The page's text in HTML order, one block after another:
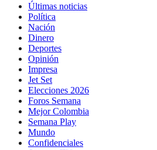
Últimas noticias
Política
Nación
Dinero
Deportes
Opinión
Impresa
Jet Set
Elecciones 2026
Foros Semana
Mejor Colombia
Semana Play
Mundo
Confidenciales